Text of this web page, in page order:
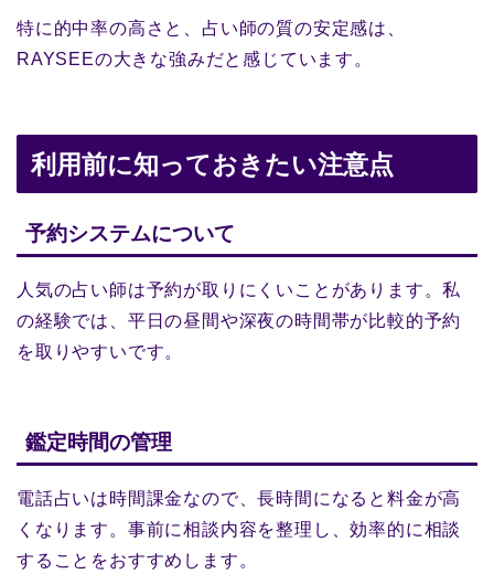
特に的中率の高さと、占い師の質の安定感は、
RAYSEEの大きな強みだと感じています。
利用前に知っておきたい注意点
予約システムについて
人気の占い師は予約が取りにくいことがあります。私
の経験では、平日の昼間や深夜の時間帯が比較的予約
を取りやすいです。
鑑定時間の管理
電話占いは時間課金なので、長時間になると料金が高
くなります。事前に相談内容を整理し、効率的に相談
することをおすすめします。